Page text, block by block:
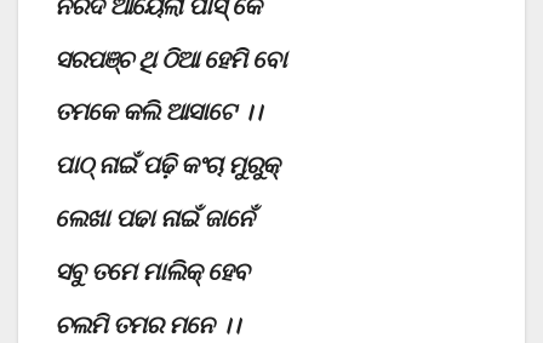
ସରପଞ୍ଚ ଥି ଠିଆ ହେମି ବୋ
ତମକେ କଲି ଆସାଟେ ।।
ପାଠ୍ ନାଇଁ ପଢ଼ି କଂଚା ମୁରୁକ୍
ଲେଖା ପଢା ନାଇଁ ଜାନେଁ
ସବୁ ତମେ ମାଲିକ୍ ହେବ
ଚଲମି ତମର ମନେ ।।